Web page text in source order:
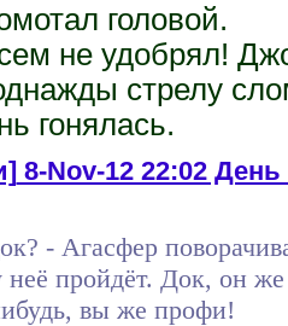
головой.
не удобрял!
стрелу
гонялась.
8-Nov-12 22:02 День
- Агасфер
пройдёт. Док, он же
вы же профи!